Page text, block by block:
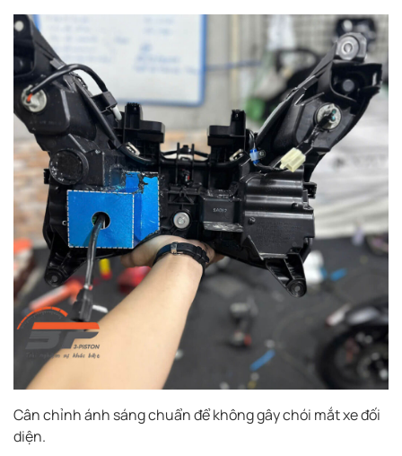
Cân chỉnh ánh sáng chuẩn để không gây chói mắt xe đối
diện.